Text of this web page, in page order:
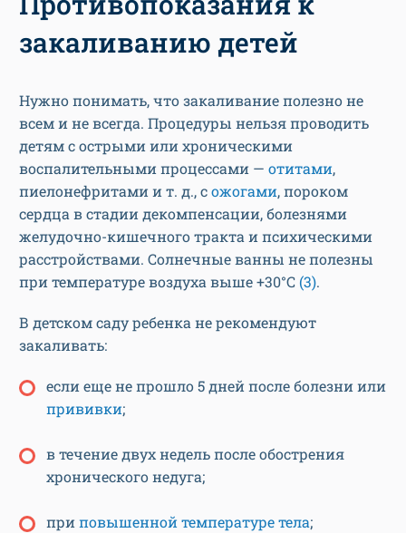
закаливанию детей
Нужно понимать, что закаливание полезно не
всем и не всегда. Процедуры нельзя проводить
детям с острыми или хроническими
воспалительными процессами — отитами,
пиелонефритами и т. д., сожогами, пороком
сердца в стадии декомпенсации, болезнями
желудочно-кишечного тракта и психическими
расстройствами. Солнечные ванны не полезны
при температуре воздуха выше +30°С (3).
В детском саду ребенка не рекомендуют
закаливать:
если еще не прошло 5 дней после болезни или
прививки;
в течение двух недель после обострения
хронического недуга;
при повышенной температуре тела;